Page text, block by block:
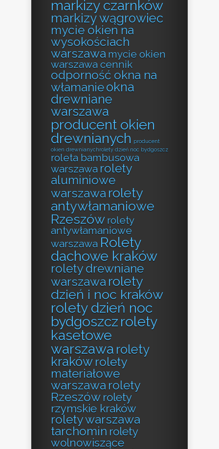
markizy czarnków
markizy wągrowiec
mycie okien na
wysokościach
warszawa mycie okien
warszawa cennik
odporność okna na
włamanieokna
drewniane
warszawa
producent okien
drewnianych producent
okien drewnianychrolety dzień noc bydgoszcz
roleta bambusowa
warszawa rolety
aluminiowe
warszawa rolety
antywłamaniowe
Rzeszów rolety
antywłamaniowe
warszawa Rolety
dachowe kraków
rolety drewniane
warszawa rolety
dzień i noc kraków
rolety dzień noc
bydgoszcz rolety
kasetowe
warszawa rolety
kraków rolety
materiałowe
warszawa rolety
Rzeszów rolety
rzymskie kraków
rolety warszawa
tarchomin rolety
wolnowiszące